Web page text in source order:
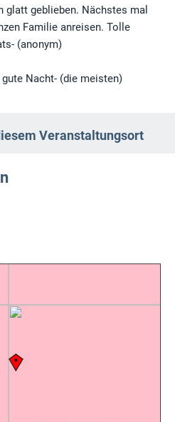
glatt geblieben. Nächstes mal
Familie anreisen. Tolle
(anonym)
Nacht- (die meisten)
Veranstaltungsort